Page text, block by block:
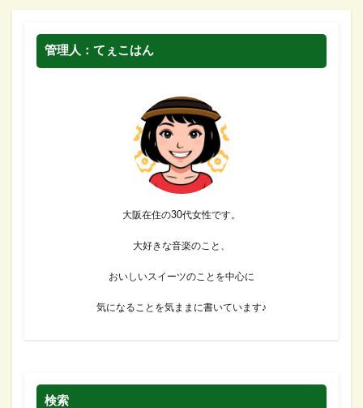
管理人：てぇこはん
大阪在住の30代女性です。
大好きな音楽のこと、
おいしいスイーツのことを中心に
気になることを気ままに書いています♪
検索